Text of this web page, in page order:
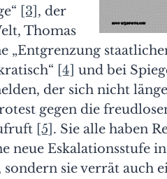
[3], der
Thomas
[4] und bei
der sich nicht
gegen die
[5]. Sie alle haben
neue Eskalationsstufe
sie verrät auch